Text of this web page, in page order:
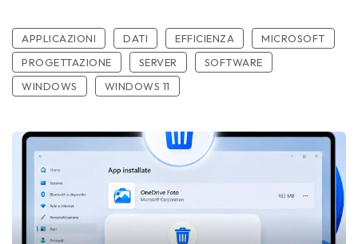
APPLICAZIONI DATI EFFICIENZA
MICROSOFT
PROGETTAZIONE
SERVER
SOFTWARE
WINDOWS
WINDOWS 11